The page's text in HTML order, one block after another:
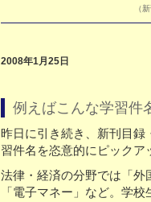
（
2008年1月25日
例えばこんな学習
昨日に引き続き、新刊目
習件名を恣意的にピックア
法律・経済の分野では「外
「電子マネー」など。学